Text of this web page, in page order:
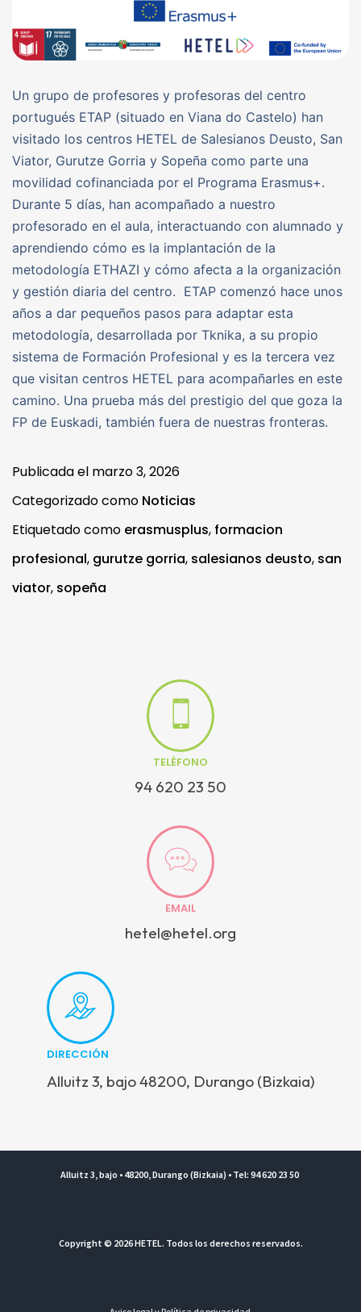
Un grupo de profesores y profesoras del centro
portugués ETAP (situado en Viana do Castelo) han
visitado los centros HETEL de Salesianos Deusto, San
Viator, Gurutze Gorria y Sopeña como parte una
movilidad cofinanciada por el Programa Erasmus+.
Durante 5 días, han acompañado a nuestro
profesorado en el aula, interactuando con alumnado y
aprendiendo cómo es la implantación de la
metodología ETHAZI y cómo afecta a la organización
y gestión diaria del centro. ETAP comenzó hace unos
años a dar pequeños pasos para adaptar esta
metodología, desarrollada por Tknika, a su propio
sistema de Formación Profesional y es la tercera vez
que visitan centros HETEL para acompañarles en este
camino. Una prueba más del prestigio del que goza la
FP de Euskadi, también fuera de nuestras fronteras.
Publicada el marzo 3, 2026
Categorizado como Noticias
Etiquetado como erasmusplus, formacion
profesional, gurutze gorria, salesianos deusto, san
viator, sopeña
TELÉFONO
94 620 23 50
EMAIL
hetel@hetel.org
DIRECCIÓN
Alluitz 3, bajo 48200, Durango (Bizkaia)
Alluitz 3, bajo • 48200, Durango (Bizkaia) • Tel: 94 620 23 50
Copyright © 2026 HETEL. Todos los derechos reservados.